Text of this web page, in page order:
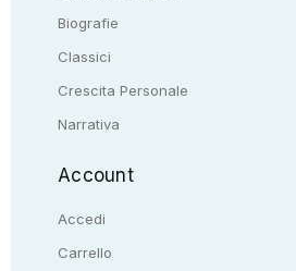
Biografie
Classici
Crescita Personale
Narrativa
Account
Accedi
Carrello